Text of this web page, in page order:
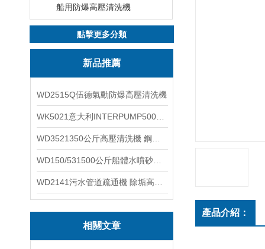
船用防爆高壓清洗機
點擊更多分類
新品推薦
WD2515Q伍德氣動防爆高壓清洗機
相關文章
產品介紹：